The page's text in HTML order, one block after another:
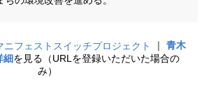
｜ 青木
細を見る（URLを登録いただいた場合の
み）